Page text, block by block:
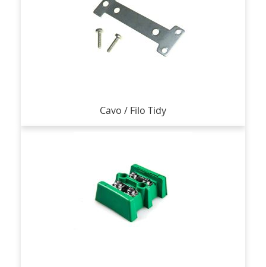
Cavo / Filo Tidy